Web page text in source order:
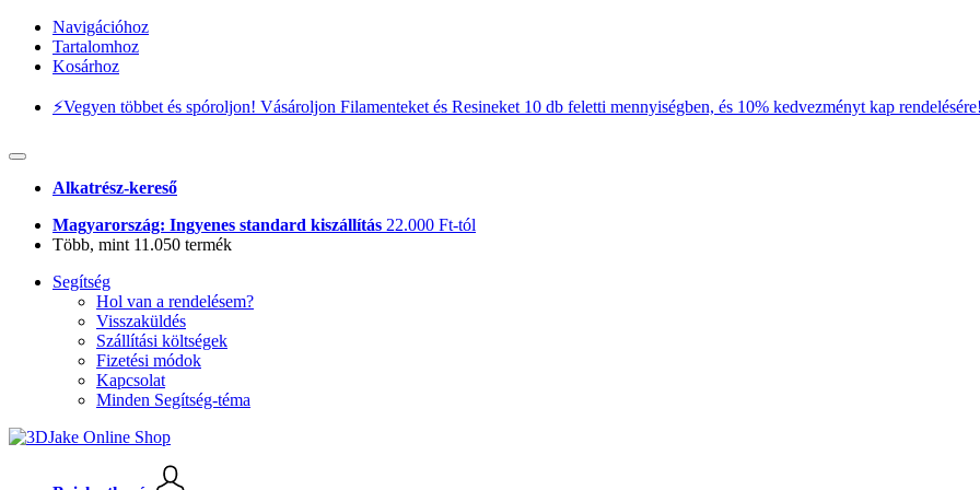
Navigációhoz
Tartalomhoz
Kosárhoz
⚡️Vegyen többet és spóroljon! Vásároljon Filamenteket és Resineket 10 db feletti mennyiségben, és 10% kedvezményt kap
Alkatrész-kereső
Magyarország: Ingyenes standard kiszállítás 22.000 Ft-tól
Több, mint 11.050 termék
Segítség
Hol van a rendelésem?
Visszaküldés
Szállítási költségek
Fizetési módok
Kapcsolat
Minden Segítség-téma